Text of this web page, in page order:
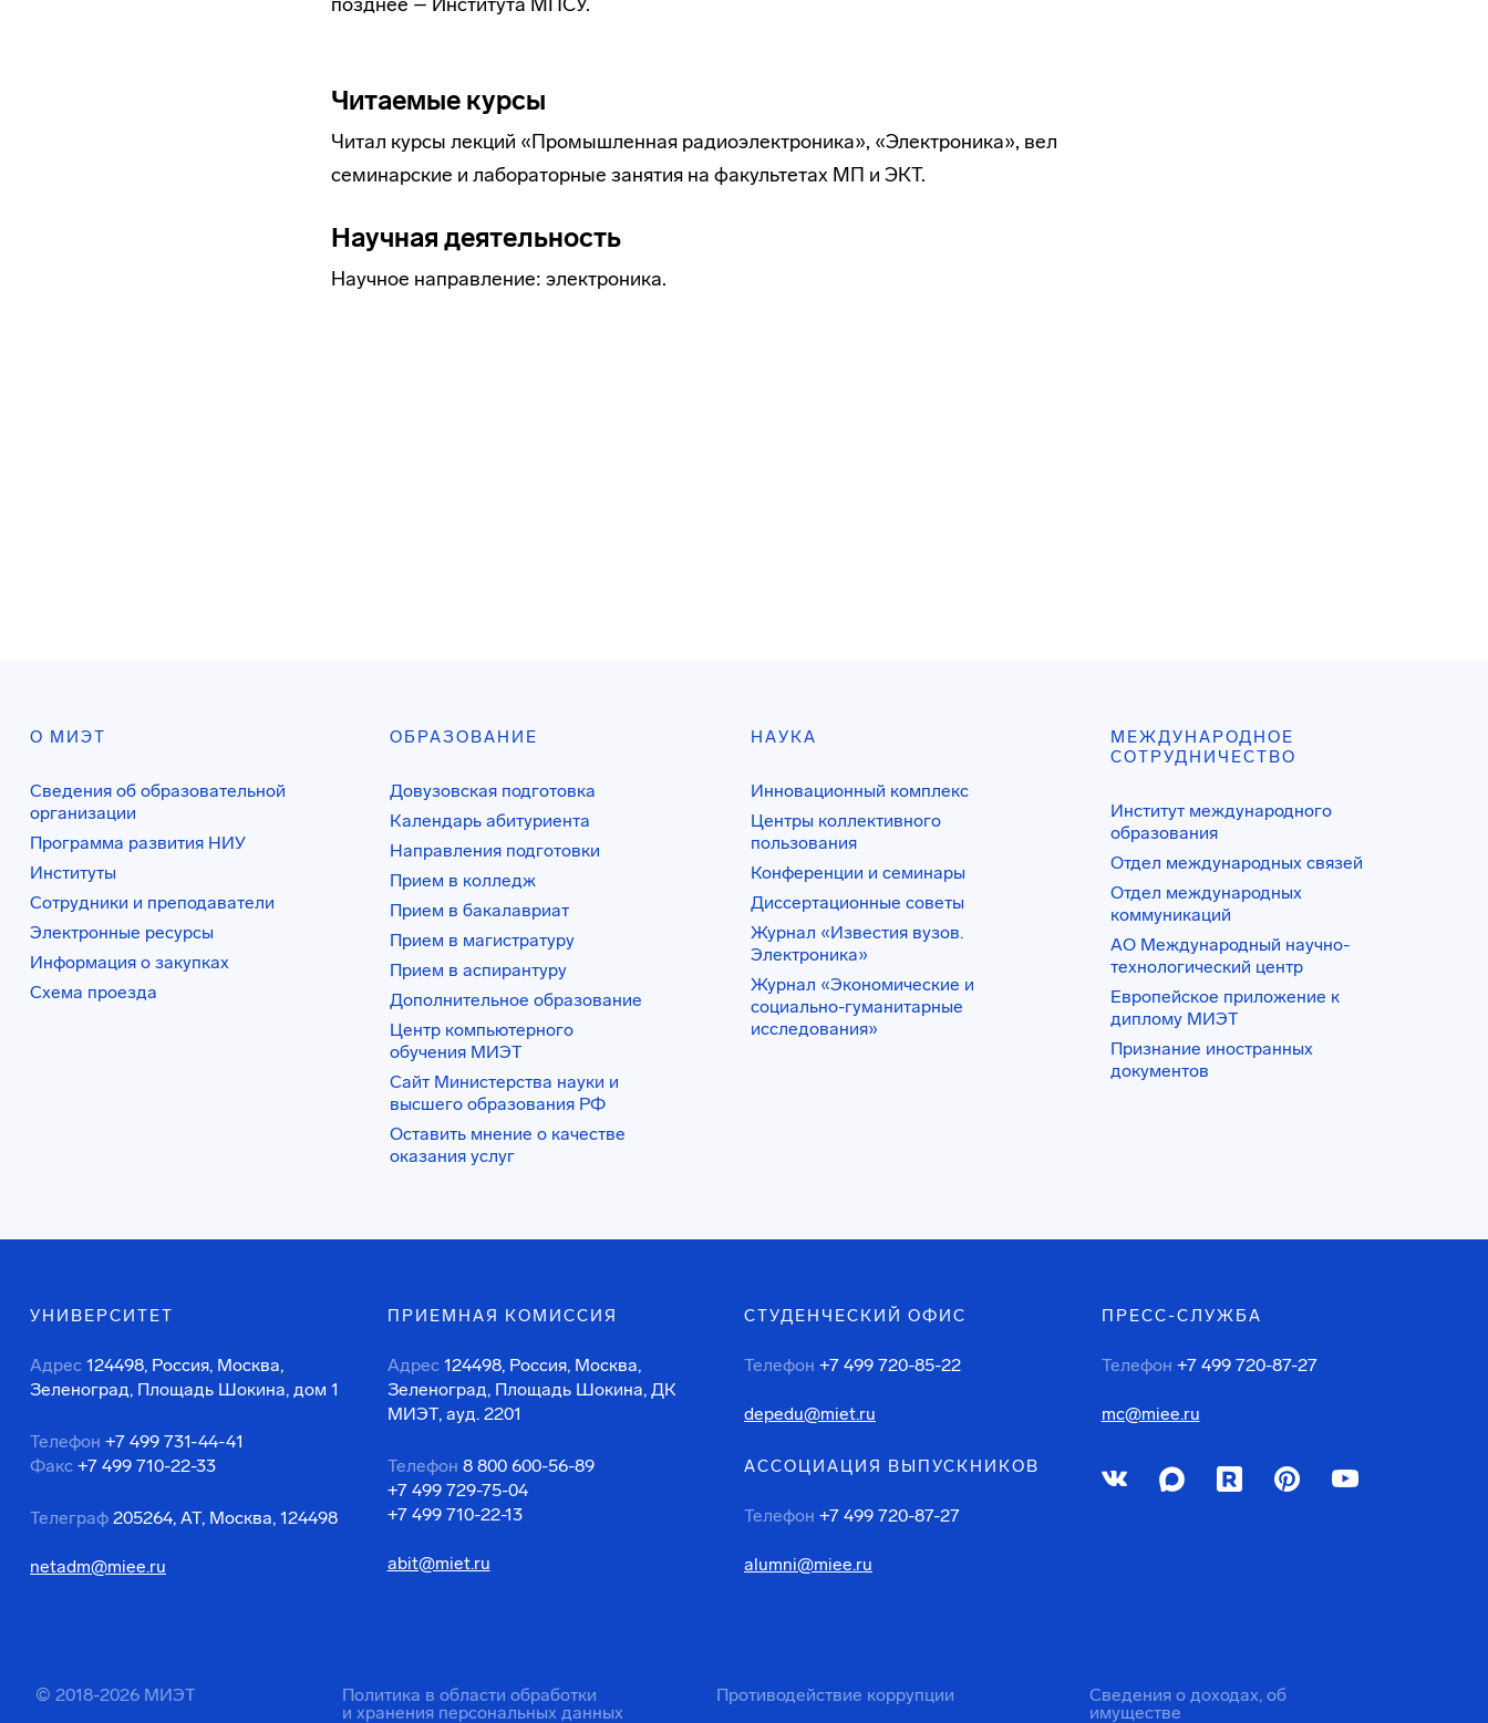
Читаемые курсы
Читал курсы лекций «Промышленная радиоэлектроника», «Электроника», вел
семинарские и лабораторные занятия на факультетах МП и ЭКТ.
Научная деятельность
Научное направление: электроника.
О МИЭТ
Сведения об образовательной
организации
Программа развития НИУ
Институты
Сотрудники и преподаватели
Электронные ресурсы
Информация о закупках
Схема проезда
ОБРАЗОВАНИЕ
Довузовская подготовка
Календарь абитуриента
Направления подготовки
Прием в колледж
Прием в бакалавриат
Прием в магистратуру
Прием в аспирантуру
Дополнительное образование
Центр компьютерного
обучения МИЭТ
Сайт Министерства науки и
высшего образования РФ
Оставить мнение о качестве
оказания услуг
НАУКА
Инновационный комплекс
Центры коллективного
пользования
Конференции и семинары
Диссертационные советы
Журнал «Известия вузов.
Электроника»
Журнал «Экономические и
социально-гуманитарные
исследования»
МЕЖДУНАРОДНОЕ
СОТРУДНИЧЕСТВО
Институт международного
образования
Отдел международных связей
Отдел международных
коммуникаций
АО Международный научно-
технологический центр
Европейское приложение к
диплому МИЭТ
Признание иностранных
документов
УНИВЕРСИТЕТ
Адрес 124498, Россия, Москва,
Зеленоград, Площадь Шокина, дом 1
Телефон +7 499 731-44-41
Факс +7 499 710-22-33
Телеграф 205264, АТ, Москва, 124498
netadm@miee.ru
ПРИЕМНАЯ КОМИССИЯ
Адрес 124498, Россия, Москва,
Зеленоград, Площадь Шокина, ДК
МИЭТ, ауд. 2201
Телефон 8 800 600-56-89
+7 499 729-75-04
+7 499 710-22-13
abit@miet.ru
СТУДЕНЧЕСКИЙ ОФИС
Телефон +7 499 720-85-22
depedu@miet.ru
АССОЦИАЦИЯ ВЫПУСКНИКОВ
Телефон +7 499 720-87-27
alumni@miee.ru
ПРЕСС-СЛУЖБА
Телефон +7 499 720-87-27
mc@miee.ru
© 2018-2026 МИЭТ
Политика в области обработки
и хранения персональных данных
Противодействие коррупции
Сведения о доходах, об
имуществе